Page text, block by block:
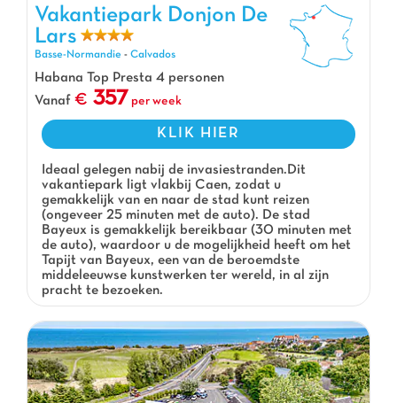
Vakantiepark Donjon De Lars, Vakantiepark Basse-Normandie
Vakantiepark Donjon De
Lars
Basse-Normandie - Calvados
Habana Top Presta 4 personen
Vanaf
357 per week
KLIK HIER
Ideaal gelegen nabij de invasiestranden.Dit
vakantiepark ligt vlakbij Caen, zodat u
gemakkelijk van en naar de stad kunt reizen
(ongeveer 25 minuten met de auto). De stad
Bayeux is gemakkelijk bereikbaar (30 minuten met
de auto), waardoor u de mogelijkheid heeft om het
Tapijt van Bayeux, een van de beroemdste
middeleeuwse kunstwerken ter wereld, in al zijn
pracht te bezoeken.